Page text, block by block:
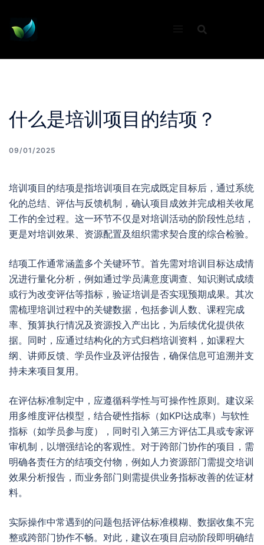
content
什么是培训项目的结项？
09/01/2025
培训项目的结项是指培训项目在完成既定目标后，通过系统
化的总结、评估与反馈机制，确认项目成效并完成相关收尾
工作的全过程。这一环节不仅是对培训活动的阶段性总结，
更是对培训效果、资源配置及组织需求契合度的综合检验。
结项工作通常涵盖多个关键环节。首先需对培训目标达成情
况进行量化分析，例如通过学员满意度调查、知识测试成绩
或行为改变评估等指标，验证培训是否实现预期成果。其次
需梳理培训过程中的关键数据，包括参训人数、课程完成
率、预算执行情况及资源投入产出比，为后续优化提供依
据。同时，应通过结构化的方式归档培训资料，如课程大
纲、讲师反馈、学员作业及评估报告，确保信息可追溯并支
持未来项目复用。
在评估标准制定中，应遵循科学性与可操作性原则。建议采
用多维度评估模型，结合硬性指标（如KPI达成率）与软性
指标（如学员参与度），同时引入第三方评估工具或专家评
审机制，以增强结论的客观性。对于跨部门协作的项目，需
明确各责任方的结项交付物，例如人力资源部门需提交培训
效果分析报告，而业务部门则需提供业务指标改善的佐证材
料。
实际操作中常遇到的问题包括评估标准模糊、数据收集不完
整或跨部门协作不畅。对此，建议在项目启动阶段即明确结